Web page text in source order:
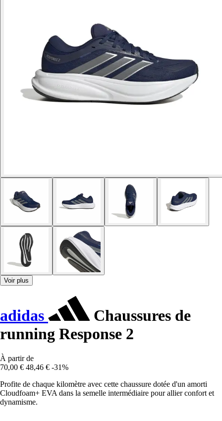
Voir plus
adidas
Chaussures de
running Response 2
À partir de
70,00 € 48,46 € -31%
Profite de chaque kilomètre avec cette chaussure dotée d'un amorti
Cloudfoam+ EVA dans la semelle intermédiaire pour allier confort et
dynamisme.